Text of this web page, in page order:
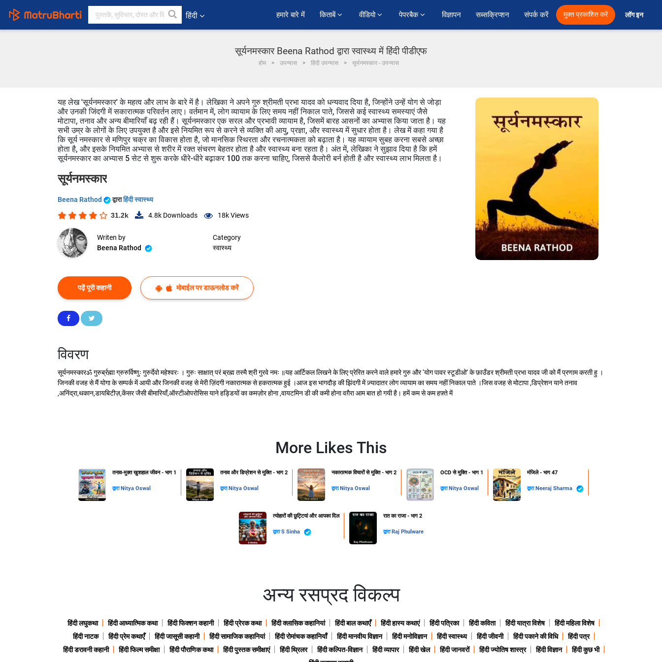
हिंदी हमारे बारे में किताबें वीडियो पेपरबैक विज्ञापन सब्सक्रिप्शन संपर्क करें मुक्त प्रकाशित करें लॉग इन
सूर्यनमस्कार Beena Rathod द्वारा स्वास्थ्य में हिंदी पीडीएफ
होम उपन्यास हिंदी उपन्यास सूर्यनमस्कार - उपन्यास
यह लेख 'सूर्यनमस्कार' के महत्व और लाभ के बारे में है। लेखिका ने अपने गुरु श्रीमती प्रभा यादव को धन्यवाद दिया है, जिन्होंने उन्हें योग से जोड़ा
और उनकी जिंदगी में सकारात्मक परिवर्तन लाए। वर्तमान में, लोग व्यायाम के लिए समय नहीं निकाल पाते, जिससे कई स्वास्थ्य समस्याएं जैसे
मोटापा, तनाव और अन्य बीमारियाँ बढ़ रही हैं। सूर्यनमस्कार एक सरल और प्रभावी व्यायाम है, जिसमें बारह आसनों का अभ्यास किया जाता है। यह
सभी उम्र के लोगों के लिए उपयुक्त है और इसे नियमित रूप से करने से व्यक्ति की आयु, प्रज्ञा, और स्वास्थ्य में सुधार होता है। लेख में कहा गया है
कि सूर्य नमस्कार से मणिपुर चक्र का विकास होता है, जो मानसिक स्थिरता और रचनात्मकता को बढ़ाता है। यह व्यायाम सुबह करना सबसे अच्छा
होता है, और इसके नियमित अभ्यास से शरीर में रक्त संचरण बेहतर होता है और स्वास्थ्य बना रहता है। अंत में, लेखिका ने सुझाव दिया है कि हमें
सूर्यनमस्कार का अभ्यास 5 सेट से शुरू करके धीरे-धीरे बढ़ाकर 100 तक करना चाहिए, जिससे कैलोरी बर्न होती है और स्वास्थ्य लाभ मिलता है।
सूर्यनमस्कार
Beena Rathod द्वाराहिंदी स्वास्थ्य
31.2k 4.8k Downloads 18kViews
Writen by
Beena Rathod
Category
स्वास्थ्य
पढ़ें पूरी कहानी मोबाईल पर डाऊनलोड करें
विवरण
सूर्यनमस्कारॐ गुरुर्ब्रह्मा ग्रुरुर्विष्णुः गुरुर्देवो महेश्वरः । गुरुः साक्षात् परं ब्रह्म तस्मै श्री गुरवे नमः ॥यह आर्टिकल लिखने के लिए प्रेरित करने वाले हमारे गुरु और ‘योग पावर स्टूडीओ’ के फ़ाउँडर श्रीमती प्रभा यादव जी को मैं प्रणाम करती हु ।
जिनकी वजह से मैं योगा के सम्पर्क में आयी और जिनकी वजह से मेरी ज़िंदगी नकारात्मक से हकरात्मक हुई ।आज इस भागदौड़ की झिंदगी में ज़्यादातर लोग व्यायाम का समय नहीं निकाल पाते ।जिस वजह से मोटापा ,डिप्रेशन याने तनाव
,अनिंद्रा,थकान,डायबिटीज़,केंसर जैसी बीमारियाँ,ऑस्टीओपरोसिस याने हड्डियों का कमज़ोर होना ,वायटमिन डी की कमी होना वग़ैरा आम बात हो गयी है। हमें कम से कम हफ़्ते में
More Likes This
तनाव-मुक्त खुशहाल जीवन - भाग 1
द्वारा Nitya Oswal
तनाव और डिप्रेशन से मुक्ति - भाग 2
द्वारा Nitya Oswal
नकारात्मक विचारों से मुक्ति - भाग 2
द्वारा Nitya Oswal
OCD से मुक्ति - भाग 1
द्वारा Nitya Oswal
मंजिले - भाग 47
द्वारा Neeraj Sharma
त्योहारों की छुट्टियां और आपका दिल
द्वाराS Sinha
रात का राजा - भाग 2
द्वारा Raj Phulware
अन्य रसप्रद विकल्प
हिंदी लघुकथा हिंदी आध्यात्मिक कथा हिंदी फिक्शन कहानी हिंदी प्रेरक कथा हिंदी क्लासिक कहानियां हिंदी बाल कथाएँ हिंदी हास्य कथाएं हिंदी पत्रिका हिंदी कविता हिंदी यात्रा विशेष
हिंदी महिला विशेष
हिंदी नाटक
हिंदी प्रेम कथाएँ हिंदी जासूसी कहानी हिंदी सामाजिक कहानियां हिंदी रोमांचक कहानियाँ हिंदी मानवीय विज्ञान हिंदी मनोविज्ञान हिंदी स्वास्थ्य हिंदी जीवनी हिंदी पकाने की विधि
हिंदी पत्र
हिंदी डरावनी कहानी
हिंदी फिल्म समीक्षा हिंदी पौराणिक कथा हिंदी पुस्तक समीक्षाएं हिंदी थ्रिलर हिंदी कल्पित-विज्ञान हिंदी व्यापार हिंदी खेल हिंदी जानवरों हिंदी ज्योतिष शास्त्र हिंदी विज्ञान
हिंदी कुछ भी